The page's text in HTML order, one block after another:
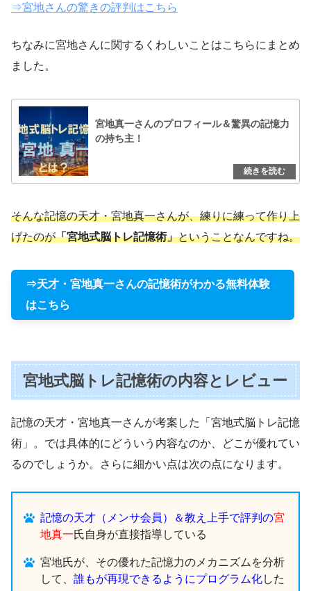
⇒宮地さんの驚きの評判はこちら
ちなみに宮地さんに関するくわしいことはこちらにまとめ
ました。
宮地真一さんのプロフィール＆驚異の記憶力
の持ち主！
そんな記憶の天才・宮地真一さんが、練りに練って作り上
げたのが「宮地式脳トレ記憶術」ということなんですね。
⇒天才・宮地真一さんの記憶術がわかる無料体験
はこちら
宮地式脳トレ記憶術の内容とレビュー
記憶の天才・宮地真一さんが考案した「宮地式脳トレ記憶
術」。では具体的にどういう内容なのか、どこが優れてい
るのでしょうか。さらに細かい点は次の点になります。
記憶の天才（メンサ会員）＆教え上手で評判の宮
地真一氏自身が直接指導している
宮地氏が、その優れた記憶力のメカニズムを分析
して、 誰もが再現できるようにプログラム化した